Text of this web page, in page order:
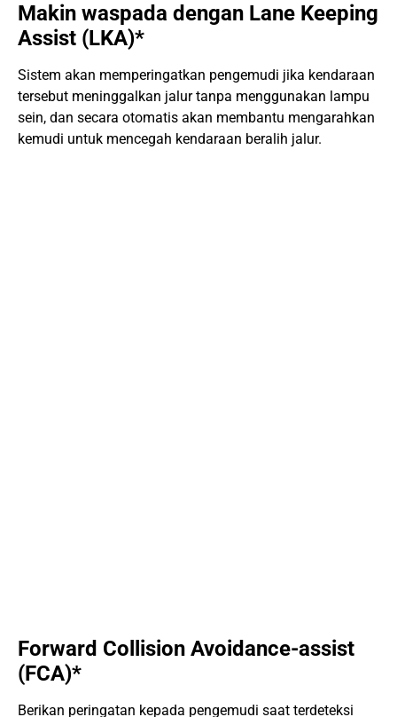
Makin waspada dengan Lane Keeping
Assist (LKA)*
Sistem akan memperingatkan pengemudi jika kendaraan
tersebut meninggalkan jalur tanpa menggunakan lampu
sein, dan secara otomatis akan membantu mengarahkan
kemudi untuk mencegah kendaraan beralih jalur.
Forward Collision Avoidance-assist
(FCA)*
Berikan peringatan kepada pengemudi saat terdeteksi